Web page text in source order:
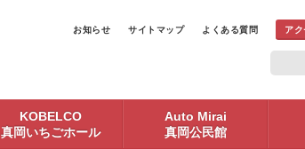
お知らせ サイトマップ よくある質問 アク
KOBELCO
真岡いちごホール
Auto Mirai
真岡公民館